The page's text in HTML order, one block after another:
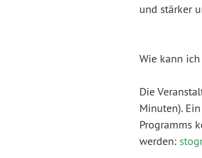
und stärker
Wie kann
Die
Minuten).
Programms
werden: